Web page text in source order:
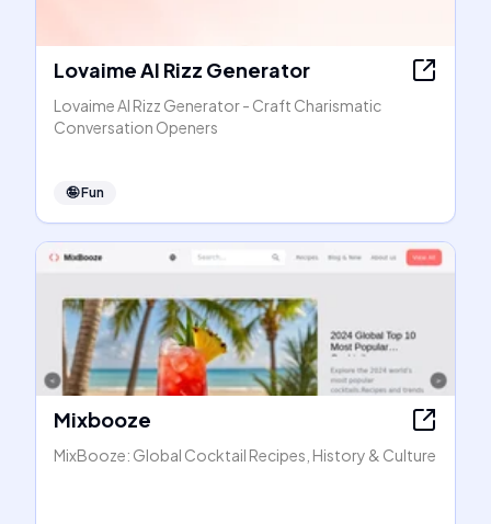
Lovaime AI Rizz Generator
Lovaime AI Rizz Generator - Craft Charismatic
Conversation Openers
🤪Fun
Mixbooze
MixBooze: Global Cocktail Recipes, History & Culture